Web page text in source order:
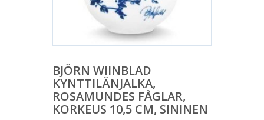
BJÖRN WIINBLAD
KYNTTILÄNJALKA,
ROSAMUNDES FÅGLAR,
KORKEUS 10,5 CM, SININEN